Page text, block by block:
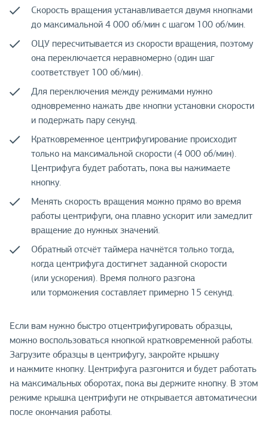
Скорость вращения устанавливается двумя кнопками
до максимальной 4 000 об/мин с шагом 100 об/мин.
ОЦУ пересчитывается из скорости вращения, поэтому
она переключается неравномерно (один шаг
соответствует 100 об/мин).
Для переключения между режимами нужно
одновременно нажать две кнопки установки скорости
и подержать пару секунд.
Кратковременное центрифугирование происходит
только на максимальной скорости (4 000 об/мин).
Центрифуга будет работать, пока вы нажимаете
кнопку.
Менять скорость вращения можно прямо во время
работы центрифуги, она плавно ускорит или замедлит
вращение до нужных значений.
Обратный отсчёт таймера начнётся только тогда,
когда центрифуга достигнет заданной скорости
(или ускорения). Время полного разгона
или торможения составляет примерно 15 секунд.
Если вам нужно быстро отцентрифугировать образцы,
можно воспользоваться кнопкой кратковременной работы.
Загрузите образцы в центрифугу, закройте крышку
и нажмите кнопку. Центрифуга разгонится и будет работать
на максимальных оборотах, пока вы держите кнопку. В этом
режиме крышка центрифуги не открывается автоматически
после окончания работы.